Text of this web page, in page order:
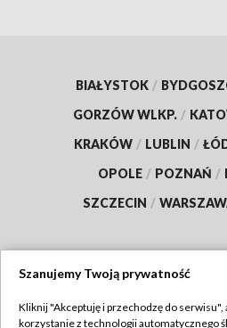
BIAŁYSTOK /
GORZÓW WLKP. /
KRAKÓW / LUBLIN /
OPOLE / POZNAŃ /
SZCZECIN /
Szanujemy Twoją prywatność
Kliknij "Akceptuję i przechodzę do serwisu",
korzystanie z technologii automatycznego